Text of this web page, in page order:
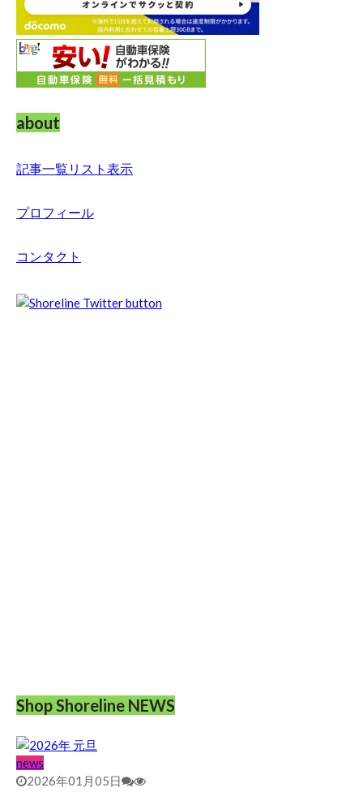
about
記事一覧リスト表示
プロフィール
コンタクト
Shop Shoreline NEWS
news
2026年01月05日